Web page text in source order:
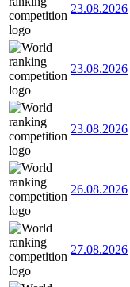
23.08.2026
23.08.2026
23.08.2026
26.08.2026
27.08.2026